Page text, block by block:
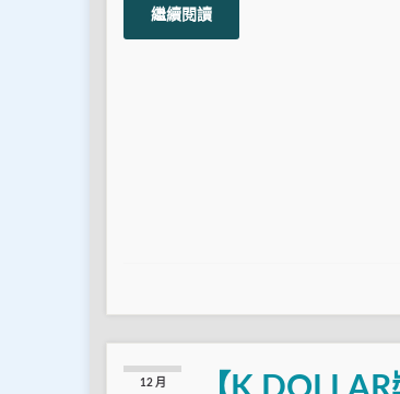
繼續閱讀
12 月